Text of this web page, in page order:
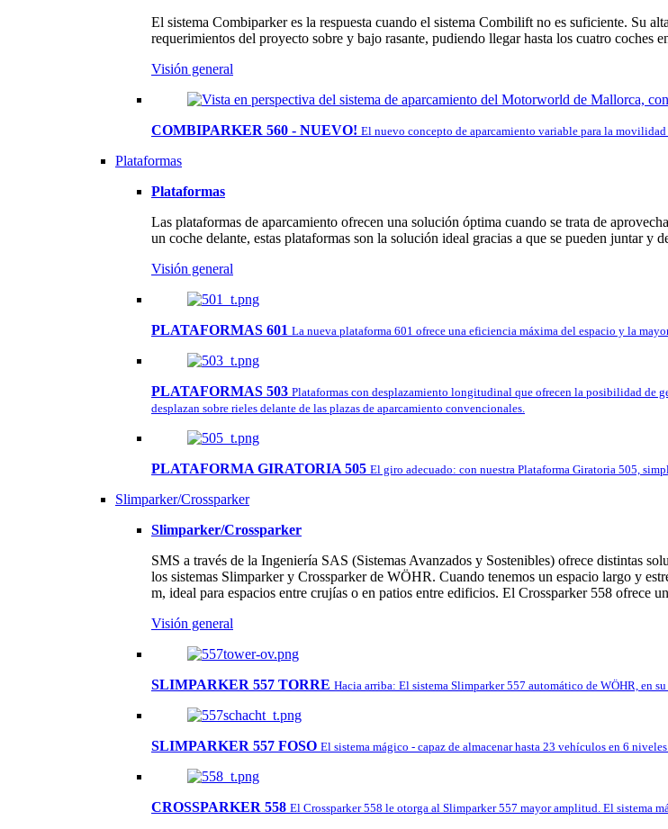
El sistema Combiparker es la respuesta cuando el sistema Combilift no es suficiente. Su
requerimientos del proyecto sobre y bajo rasante, pudiendo llegar hasta los cuatro
Visión general
COMBIPARKER 560 - NUEVO! El nuevo concepto de aparcamiento variable para la
Plataformas
Plataformas
Las plataformas de aparcamiento ofrecen una solución óptima cuando se trata de
un coche delante, estas plataformas son la solución ideal gracias a que se pueden juntar y
Visión general
PLATAFORMAS 601 La nueva plataforma 601 ofrece una eficiencia máxima del espacio y la
PLATAFORMAS 503 Plataformas con desplazamiento longitudinal que ofrecen la posibilidad de
desplazan sobre rieles delante de las plazas de aparcamiento convencionales.
PLATAFORMA GIRATORIA 505 El giro adecuado: con nuestra Plataforma Giratoria 505,
Slimparker/Crossparker
Slimparker/Crossparker
SMS a través de la Ingeniería SAS (Sistemas Avanzados y Sostenibles) ofrece distintas
los sistemas Slimparker y Crossparker de WÖHR. Cuando tenemos un espacio largo y
m, ideal para espacios entre crujías o en patios entre edificios. El Crossparker 558 ofrece
Visión general
SLIMPARKER 557 TORRE Hacia arriba: El sistema Slimparker 557 automático de WÖHR, en
SLIMPARKER 557 FOSO El sistema mágico - capaz de almacenar hasta 23 vehículos en 6
CROSSPARKER 558 El Crossparker 558 le otorga al Slimparker 557 mayor amplitud. El sistema